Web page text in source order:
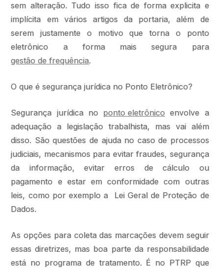
sem alteração. Tudo isso fica de forma explicita e
implícita em vários artigos da portaria, além de
serem justamente o motivo que torna o ponto
eletrônico a forma mais segura para
gestão de frequência.
O que é segurança jurídica no Ponto Eletrônico?
Segurança jurídica no ponto eletrônico envolve a
adequação a legislação trabalhista, mas vai além
disso. São questões de ajuda no caso de processos
judiciais, mecanismos para evitar fraudes, segurança
da informação, evitar erros de cálculo ou
pagamento e estar em conformidade com outras
leis, como por exemplo a Lei Geral de Proteção de
Dados.
As opções para coleta das marcações devem seguir
essas diretrizes, mas boa parte da responsabilidade
está no programa de tratamento. É no PTRP que